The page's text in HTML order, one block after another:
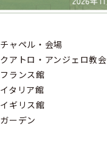
チャペル・会場
クアトロ・アンジェロ教会
フランス館
イタリア館
イギリス館
ガーデン